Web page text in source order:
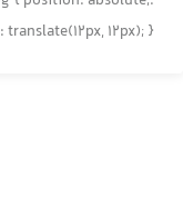
12px); } ...